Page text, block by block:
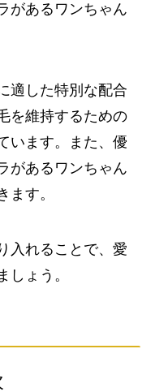
があるワンちゃん
適した特別な配合
を維持するための
います。また、優
があるワンちゃん
ます。
入れることで、愛
しょう。